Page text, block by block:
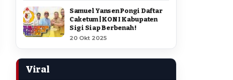
Samuel Yansen Pongi Daftar
Caketum | KONI Kabupaten
Sigi Siap Berbenah !
20 Okt 2025
Viral